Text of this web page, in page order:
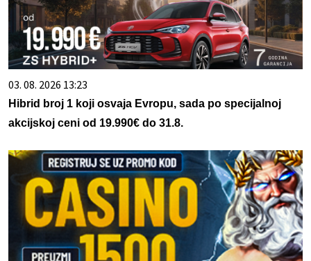
03. 08. 2026 13:23
Hibrid broj 1 koji osvaja Evropu, sada po specijalnoj
akcijskoj ceni od 19.990€ do 31.8.